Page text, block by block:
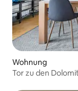
Wohnung
Tor zu den